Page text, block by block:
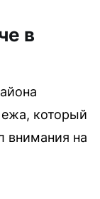
в
ежа, который
внимания на